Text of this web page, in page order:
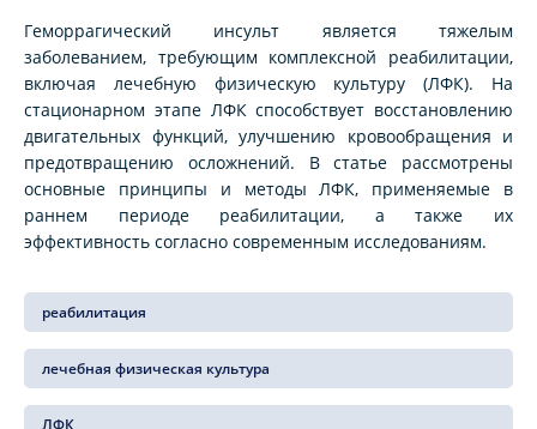
Геморрагический инсульт является тяжелым
заболеванием, требующим комплексной реабилитации,
включая лечебную физическую культуру (ЛФК). На
стационарном этапе ЛФК способствует восстановлению
двигательных функций, улучшению кровообращения и
предотвращению осложнений. В статье рассмотрены
основные принципы и методы ЛФК, применяемые в
раннем периоде реабилитации, а также их
эффективность согласно современным исследованиям.
реабилитация
лечебная физическая культура
ЛФК